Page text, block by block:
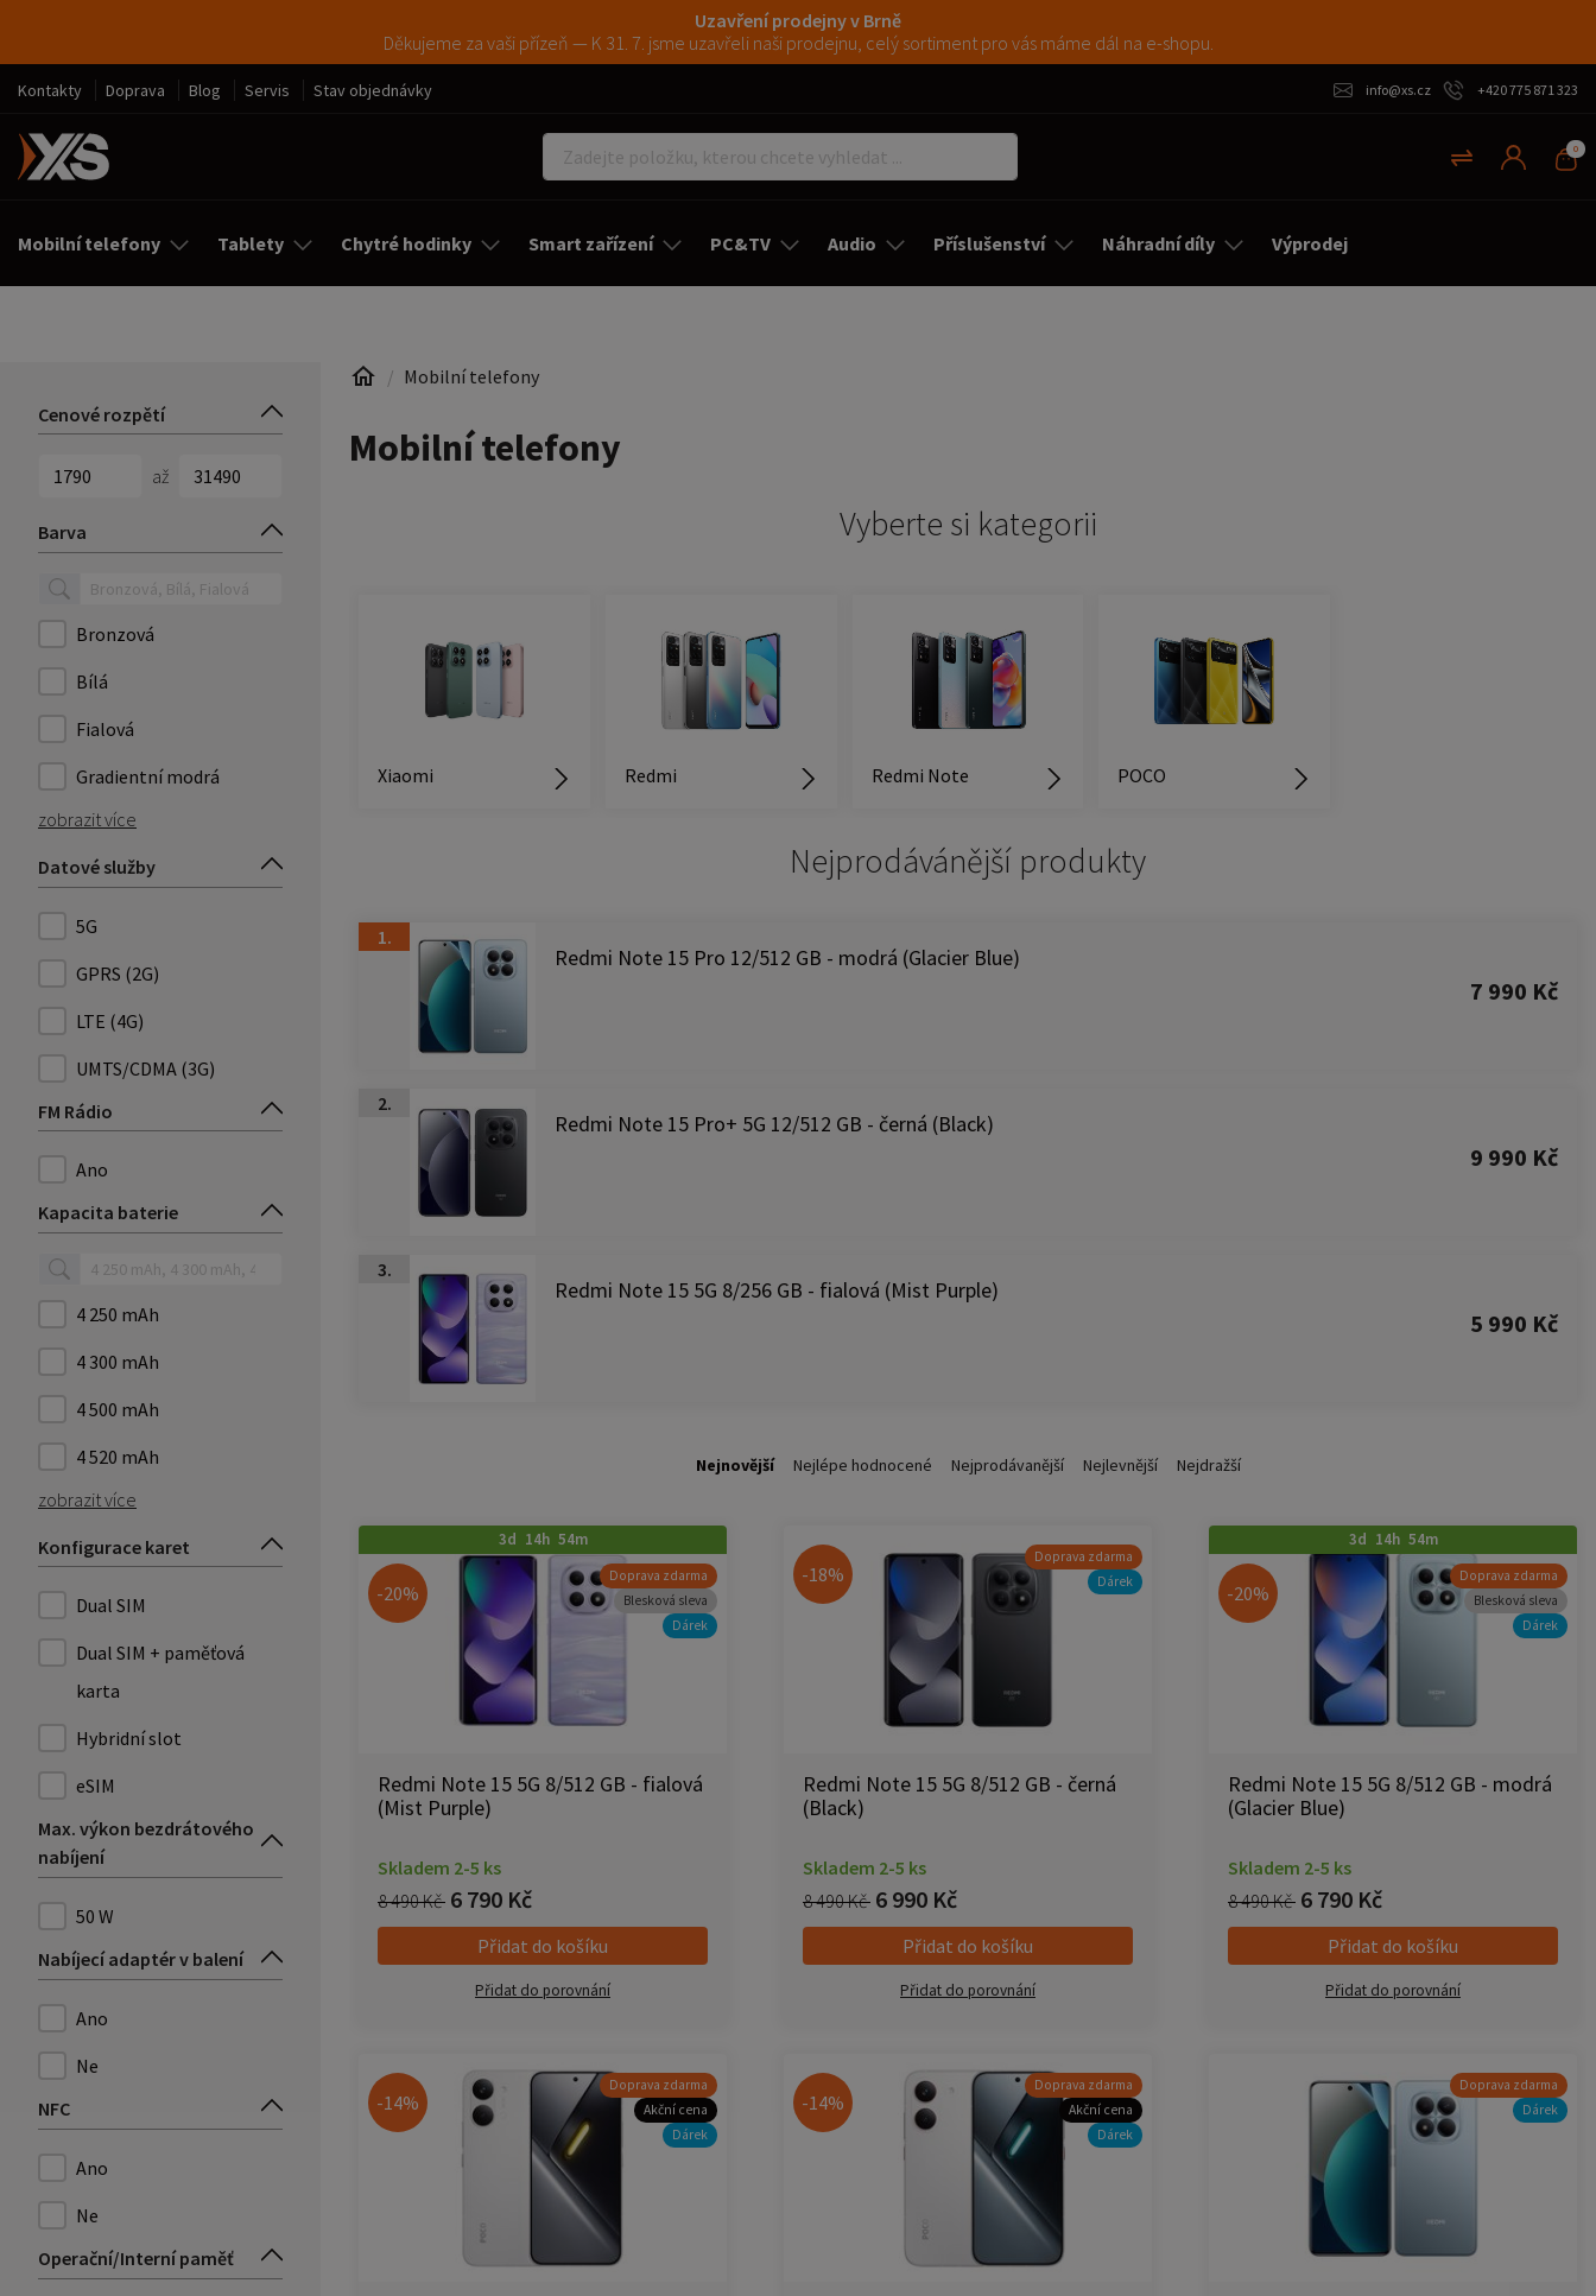
Uzavření prodejny v Brně
Děkujeme za vaši přízeň — K 31. 7. jsme uzavřeli naši prodejnu, celý sortiment pro vás máme dál na e-shopu.
Kontakty Doprava Blog Servis Stav objednávky info@xs.cz +420 775 871 323
0
Mobilní telefony Tablety Chytré hodinky Smart zařízení PC&TV Audio Příslušenství Náhradní díly Výprodej
Cenové rozpětí
až
Barva
Bronzová
Bílá
Fialová
Gradientní modrá
zobrazit více
Datové služby
5G
GPRS (2G)
LTE (4G)
UMTS/CDMA (3G)
FM Rádio
Ano
Kapacita baterie
4 250 mAh
4 300 mAh
4 500 mAh
4 520 mAh
zobrazit více
Konfigurace karet
Dual SIM
Dual SIM + paměťová
karta
Hybridní slot
eSIM
Max. výkon bezdrátového
nabíjení
50 W
Nabíjecí adaptér v balení
Ano
Ne
NFC
Ano
Ne
Operační/Interní paměť
Mobilní telefony
Mobilní telefony
Vyberte si kategorii
Xiaomi Redmi Redmi Note POCO
Nejprodávánější produkty
1.
Redmi Note 15 Pro 12/512 GB - modrá (Glacier Blue)
7 990 Kč
2.
Redmi Note 15 Pro+ 5G 12/512 GB - černá (Black)
9 990 Kč
3.
Redmi Note 15 5G 8/256 GB - fialová (Mist Purple)
5 990 Kč
Nejnovější Nejlépe hodnocené Nejprodávanější Nejlevnější Nejdražší
3d 14h 54m
-20%
Doprava zdarma
Blesková sleva
Dárek
Redmi Note 15 5G 8/512 GB - fialová
(Mist Purple)
Skladem 2-5 ks
8 490 Kč 6 790 Kč
Přidat do košíku
Přidat do porovnání
-18%
Doprava zdarma
Dárek
Redmi Note 15 5G 8/512 GB - černá
(Black)
Skladem 2-5 ks
8 490 Kč 6 990 Kč
Přidat do košíku
Přidat do porovnání
3d 14h 54m
-20%
Doprava zdarma
Blesková sleva
Dárek
Redmi Note 15 5G 8/512 GB - modrá
(Glacier Blue)
Skladem 2-5 ks
8 490 Kč 6 790 Kč
Přidat do košíku
Přidat do porovnání
-14%
Doprava zdarma
Akční cena
Dárek
-14%
Doprava zdarma
Akční cena
Dárek
Doprava zdarma
Dárek